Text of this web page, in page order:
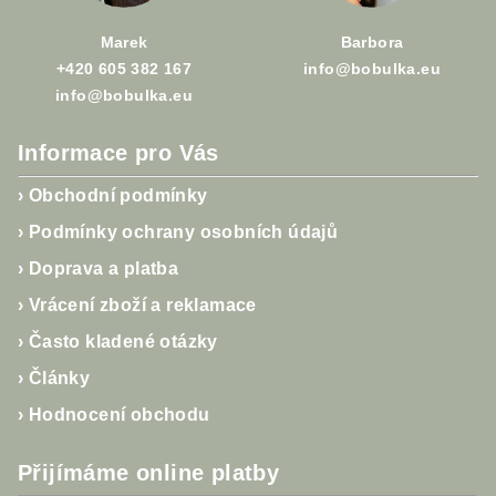
Marek
+420 605 382 167
info@bobulka.eu
Barbora
info@bobulka.eu
Informace pro Vás
› Obchodní podmínky
› Podmínky ochrany osobních údajů
› Doprava a platba
› Vrácení zboží a reklamace
› Často kladené otázky
› Články
› Hodnocení obchodu
Přijímáme online platby